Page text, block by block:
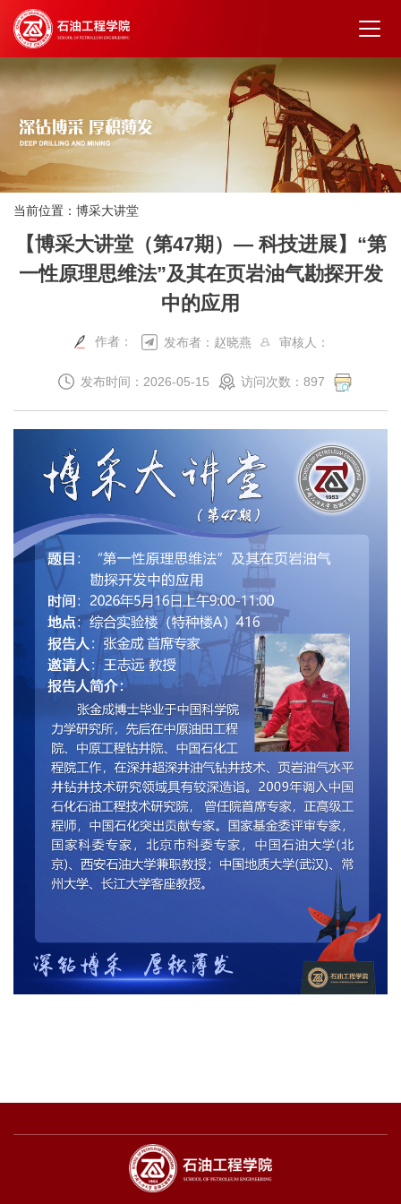
当前位置： 博采大讲堂
【博采大讲堂（第47期）— 科技进展】“第
一性原理思维法”及其在页岩油气勘探开发
中的应用
作者： 发布者：赵晓燕 审核人：
发布时间：2026-05-15 访问次数： 897